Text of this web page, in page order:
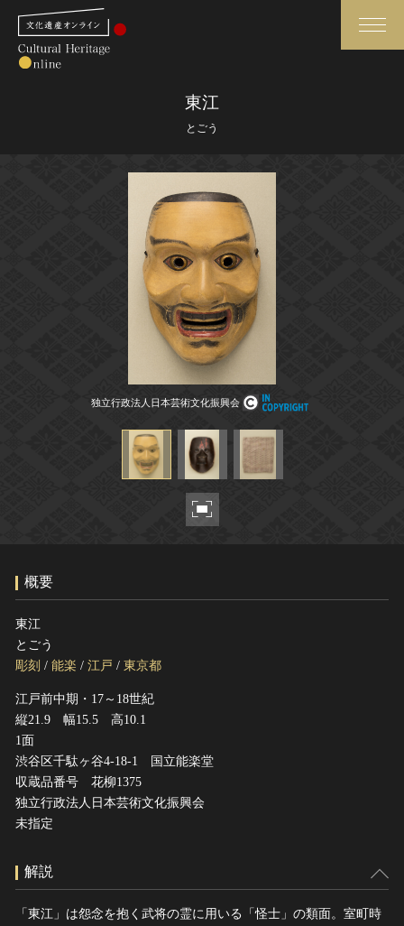
さらに詳細検索
全国の美術館・博物館
媒体資料・関連記事等
博物館、美術館の皆さまへ
文化庁よりご挨拶
今月のみどころ
お知らせ一覧
ヘルプ
このサイトについて
関連サイトリンク
サイトマップ
サイトのご意見はこちら
文化遺産データベース
国指定文化財等データベース
東江
とごう
独立行政法人日本芸術文化振興会
独立行政法人日本芸術文化振興会
概要
東江
とごう
彫刻 / 能楽 / 江戸 / 東京都
江戸前中期・17～18世紀
縦21.9 幅15.5 高10.1
1面
渋谷区千駄ヶ谷4-18-1 国立能楽堂
収蔵品番号 花柳1375
独立行政法人日本芸術文化振興会
未指定
解説
「東江」は怨念を抱く武将の霊に用いる「怪士」の類面。室町時